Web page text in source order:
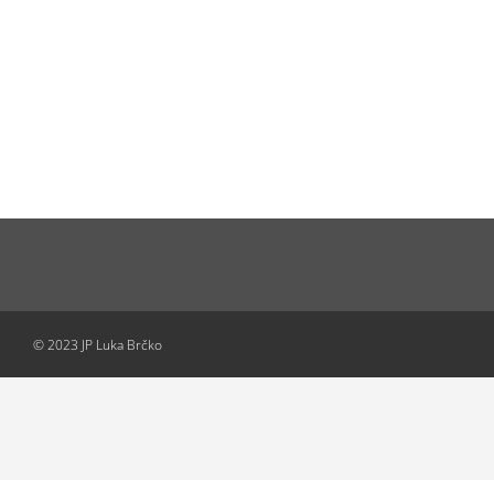
© 2023 JP Luka Brčko